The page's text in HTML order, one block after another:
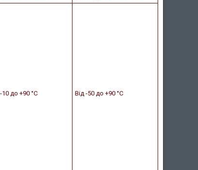
10 до +90 °С Від -50 до +90 °С